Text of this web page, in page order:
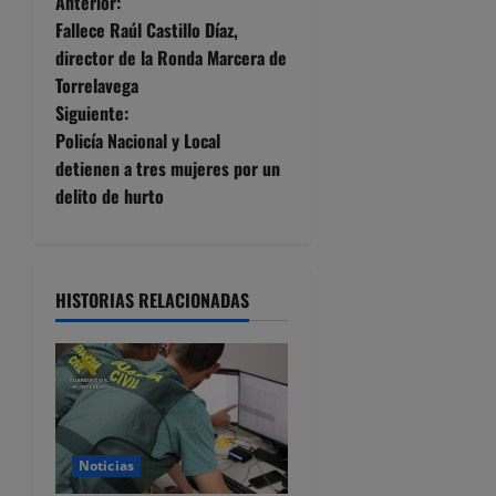
N
a
v
e
g
c
i
ó
n
d
Fallece Raúl Castillo Díaz,
director de la Ronda Marcera de
Torrelavega
Siguiente:
Policía Nacional y Local
detienen a tres mujeres por un
delito de hurto
HISTORIAS RELACIONADAS
Noticias